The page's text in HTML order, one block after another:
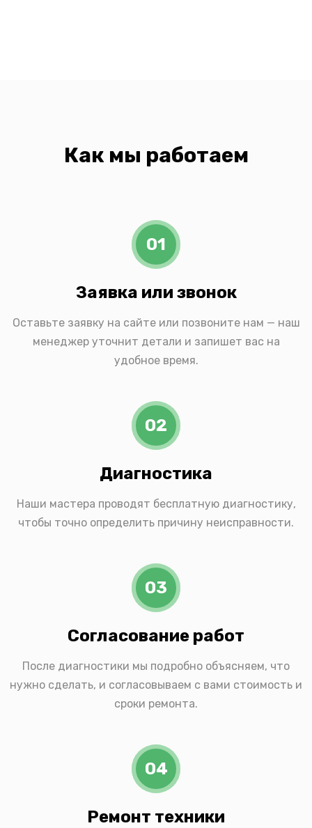
Как мы работаем
01
Заявка или звонок
Оставьте заявку на сайте или позвоните нам — наш
менеджер уточнит детали и запишет вас на
удобное время.
02
Диагностика
Наши мастера проводят бесплатную диагностику,
чтобы точно определить причину неисправности.
03
Согласование работ
После диагностики мы подробно объясняем, что
нужно сделать, и согласовываем с вами стоимость и
сроки ремонта.
04
Ремонт техники